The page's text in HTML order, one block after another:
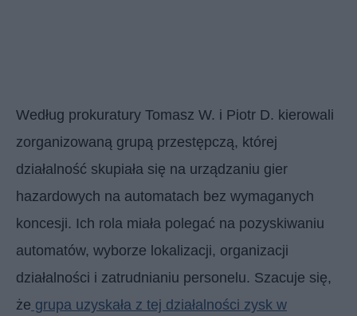
Według prokuratury Tomasz W. i Piotr D. kierowali
zorganizowaną grupą przestępczą, której
działalność skupiała się na urządzaniu gier
hazardowych na automatach bez wymaganych
koncesji. Ich rola miała polegać na pozyskiwaniu
automatów, wyborze lokalizacji, organizacji
działalności i zatrudnianiu personelu. Szacuje się,
że grupa uzyskała z tej działalności zysk w